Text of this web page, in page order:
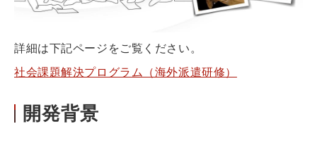
詳細は下記ページをご覧ください。
社会課題解決プログラム（海外派遣研修）
開発背景